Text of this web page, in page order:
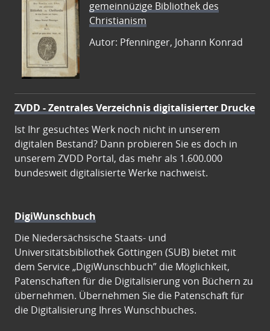
gemeinnüzige Bibliothek des
Christianism
Autor: Pfenninger, Johann Konrad
ZVDD - Zentrales Verzeichnis digitalisierter Drucke
Ist Ihr gesuchtes Werk noch nicht in unserem
digitalen Bestand? Dann probieren Sie es doch in
unserem ZVDD Portal, das mehr als 1.600.000
bundesweit digitalisierte Werke nachweist.
DigiWunschbuch
Die Niedersächsische Staats- und
Universitätsbibliothek Göttingen (SUB) bietet mit
dem Service „DigiWunschbuch” die Möglichkeit,
Patenschaften für die Digitalisierung von Büchern zu
übernehmen. Übernehmen Sie die Patenschaft für
die Digitalisierung Ihres Wunschbuches.